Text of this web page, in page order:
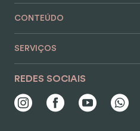
CONTEÚDO
SERVIÇOS
REDES SOCIAIS